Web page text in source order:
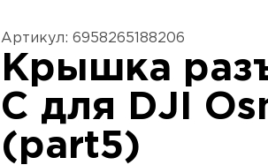
Артикул: 6958265188206
Крышка
C для DJI
(part5)